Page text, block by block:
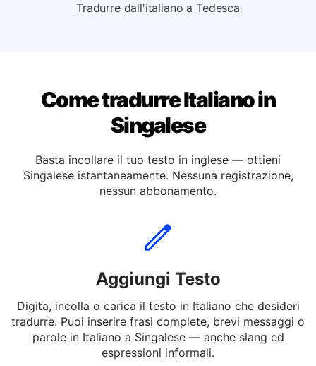
Tradurre dall'italiano a Tedesca
Come tradurre Italiano in
Singalese
Basta incollare il tuo testo in inglese — ottieni
nessun abbonamento.
Aggiungi Testo
Digita, incolla o carica il testo in Italiano che desideri
tradurre. Puoi inserire frasi complete, brevi messaggi o